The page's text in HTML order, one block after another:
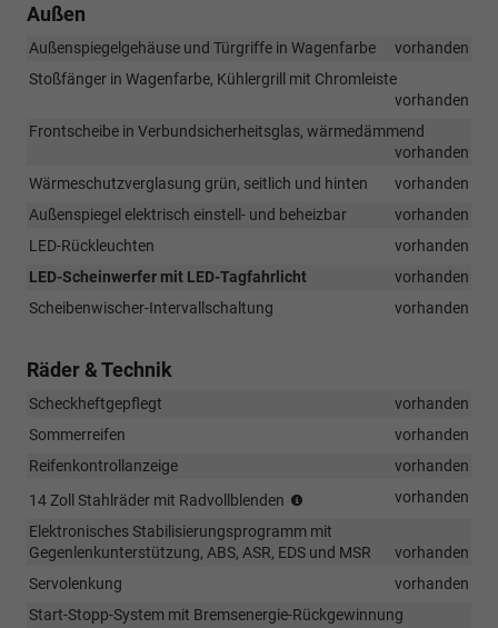
Außen
Außenspiegelgehäuse und Türgriffe in Wagenfarbe
vorhanden
Stoßfänger in Wagenfarbe, Kühlergrill mit Chromleiste
vorhanden
Frontscheibe in Verbundsicherheitsglas, wärmedämmend
vorhanden
Wärmeschutzverglasung grün, seitlich und hinten
vorhanden
Außenspiegel elektrisch einstell- und beheizbar
vorhanden
LED-Rückleuchten
vorhanden
LED-Scheinwerfer mit LED-Tagfahrlicht
vorhanden
Scheibenwischer-Intervallschaltung
vorhanden
Räder & Technik
Scheckheftgepflegt
vorhanden
Sommerreifen
vorhanden
Reifenkontrollanzeige
vorhanden
14 Zoll Stahlräder mit Radvollblenden
R14))
vorhanden
Elektronisches Stabilisierungsprogramm mit
Gegenlenkunterstützung, ABS, ASR, EDS und MSR
vorhanden
Servolenkung
vorhanden
Start-Stopp-System mit Bremsenergie-Rückgewinnung